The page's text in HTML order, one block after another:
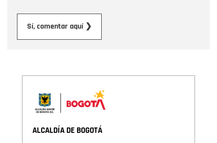
Sí, comentar aquí ❯
ALCALDÍA DE BOGOTÁ